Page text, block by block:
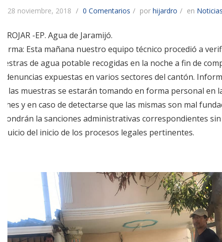
28 noviembre, 2018 0 Comentarios por hijardro en
-EP. Agua de Jaramijó.
Esta mañana nuestro equipo técnico procedió a
de agua potable recogidas en la noche a fin de
denuncias expuestas en varios sectores del cantón.
las muestras se estarán tomando en forma personal en
y en caso de detectarse que las mismas son mal
la sanciones administrativas correspondientes sin
del inicio de los procesos legales pertinentes.